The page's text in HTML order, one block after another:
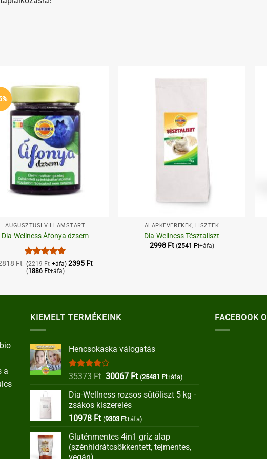
AUGUSZTUSI VILLÁMSTART
Dia-Wellness Áfonya dzsem
Értékelés:5
/ 5
Ft (2219 Ft +áfa) 2395 Ft
(1886 Ft+áfa)
ALAPKEVERÉKEK, LISZTEK
Dia-Wellness Tésztaliszt
2998 Ft (2541 Ft+áfa)
a
KIEMELT TERMÉKEINK
Hencsokaska válogatás
Értékelés:
35373Ft Original
was:
35373 Ft.
30067 FtCurrent
is:
(25481 Ft+áfa)
Dia-Wellness rozsos sütőliszt 5 kg -
zsákos kiszerelés
10978 Ft (9303 Ft+áfa)
Gluténmentes 4in1 gríz alap
(szénhidrátcsökkentett, tejmentes,
vegán)
FACEBOOK